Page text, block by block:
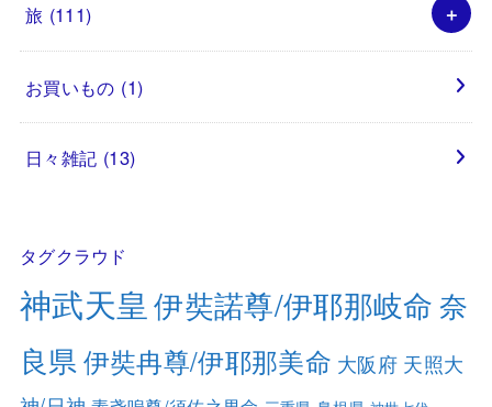
旅 (111)
お買いもの (1)
日々雑記 (13)
タグクラウド
神武天皇 伊奘諾尊/伊耶那岐命 奈
良県 伊奘冉尊/伊耶那美命 大阪府 天照大